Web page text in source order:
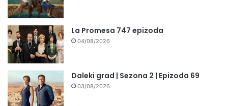
La Promesa 747 epizoda
04/08/2026
Daleki grad | Sezona 2 | Epizoda 69
03/08/2026